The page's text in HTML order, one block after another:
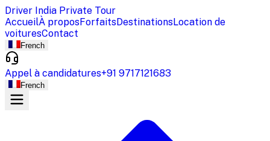
Driver India Private Tour
AccueilÀ proposForfaitsDestinationsLocation de
voituresContact
French
Appel à candidatures+91 9717121683
French